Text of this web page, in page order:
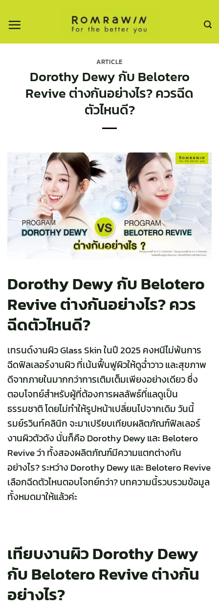
ARTICLE
Dorothy Dewy กับ Belotero
Revive ต่างกันอย่างไร? ควรฉีด
ตัวไหนดี?
Dorothy Dewy กับ Belotero
Revive ต่างกันอย่างไร? ควร
ฉีดตัวไหนดี?
เทรนด์งานผิว Glass Skin ในปี 2025 คงหนีไม่พ้นการ
ฉีดฟิลเลอร์งานผิว ที่เน้นฟื้นฟูผิวให้ดูฉ่ำวาว และสุขภาพ
ดีจากภายในมากกว่าการเติมเต็มเพียงอย่างเดียว ซึ่ง
ตอบโจทย์สำหรับผู้ที่ต้องการผลลัพธ์ที่แลดูเป็น
ธรรมชาติ โดยไม่ทำให้รูปหน้าเปลี่ยนไปจากเดิม วันนี้
รมย์รวินท์คลินิก จะมาเปรียบเทียบผลิตภัณฑ์ฟิลเลอร์
งานผิวตัวดัง นั่นก็คือ Dorothy Dewy และ Belotero
Revive ว่า ทั้งสองผลิตภัณฑ์มีความแตกต่างกัน
อย่างไร? ระหว่าง Dorothy Dewy และ Belotero Revive
เลือกฉีดตัวไหนตอบโจทย์กว่า? บทความนี้รวบรวมข้อมูล
ทั้งหมดมาให้แล้วค่ะ
เทียบงานผิว Dorothy Dewy
กับ Belotero Revive ต่างกัน
อย่างไร?